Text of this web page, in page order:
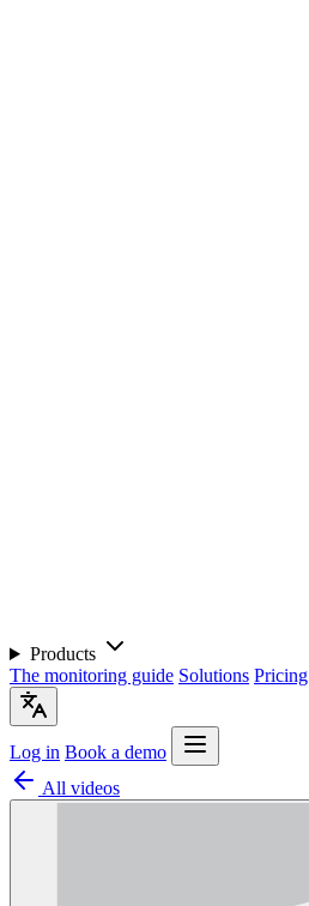
Products
The monitoring guide Solutions Pricing
Log in Book a demo
All videos